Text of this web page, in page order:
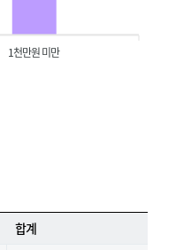
1천만원 미만
합계